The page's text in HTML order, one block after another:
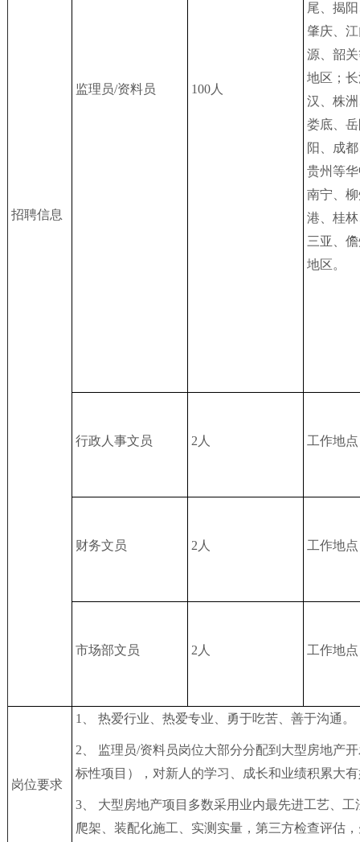
招聘信息
监理员/资料员 100人
尾、揭
肇庆、
源、韶
地区；
汉、株
娄底、
阳、成
贵州等
南宁、
港、桂
三亚、
地区。
行政人事文员 2人 工作地
财务文员 2人 工作地
市场部文员 2人 工作地
岗位要求
1、 热爱行业、热爱专业、勇于吃苦、善于沟通。
2、 监理员/资料员岗位大部分分配到大型房地产
标性项目），对新人的学习、成长和业绩积累大
3、 大型房地产项目多数采用业内最先进工艺、
爬架、装配化施工、实测实量，第三方检查评估